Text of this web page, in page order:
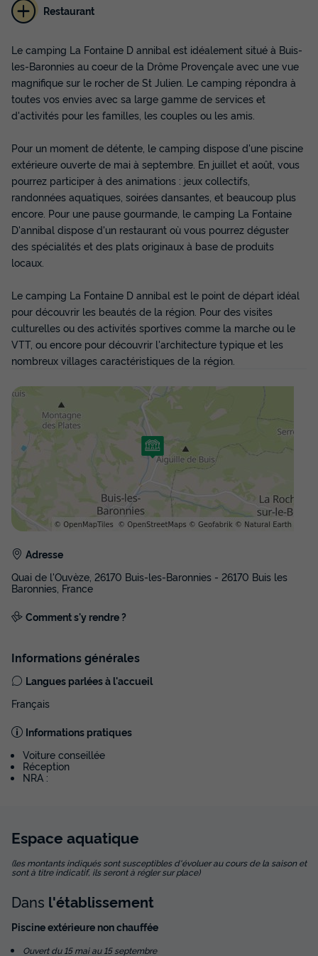
TENTE 5 personnes - Safari Lodge 30 m²
(2 chambres) - Sans sanitaire (pas de wc,
pas de salle de bain)
Neuf
30m² 5 2
Terrasse couverte Animaux autorisés *
Réfrigérateur
Salon de jardin
Micro-ondes
TENTE 5 personnes - Safari Lodge 30 m² (2 chambres) -
Sans sanitaire (pas de wc, pas de salle de bain)
Meilleur prix pour 7 nuits
Modifier les dates
616 €
Voir les disponibilités
CHALET 4 personnes - Chalet (2
chambres, 30m²), terrasse
21m² 4 2 1
CHALET 4 personnes - Chalet (2 chambres, 30m²), terrasse
du28/08/2026
Meilleur prix pour 7 nuits
Modifier les dates
Restaurant
Le camping La Fontaine D annibal est idéalement situé à Buis-
les-Baronnies au coeur de la Drôme Provençale avec une vue
magnifique sur le rocher de St Julien. Le camping répondra à
toutes vos envies avec sa large gamme de services et
d'activités pour les familles, les couples ou les amis.
Pour un moment de détente, le camping dispose d'une piscine
extérieure ouverte de mai à septembre. En juillet et août, vous
pourrez participer à des animations : jeux collectifs,
randonnées aquatiques, soirées dansantes, et beaucoup plus
encore. Pour une pause gourmande, le camping La Fontaine
D'annibal dispose d'un restaurant où vous pourrez déguster
des spécialités et des plats originaux à base de produits
locaux.
Le camping La Fontaine D annibal est le point de départ idéal
pour découvrir les beautés de la région. Pour des visites
culturelles ou des activités sportives comme la marche ou le
VTT, ou encore pour découvrir l'architecture typique et les
nombreux villages caractéristiques de la région.
Adresse
Quai de l'Ouvèze, 26170 Buis-les-Baronnies - 26170 Buis les
Baronnies, France
Comment s'y rendre ?
Informations générales
Langues parlées à l'accueil
Français
Informations pratiques
Voiture conseillée
Réception
NRA :
Espace aquatique
(les montants indiqués sont susceptibles d'évoluer au cours de la saison et
sont à titre indicatif, ils seront à régler sur place)
Dans l'établissement
Piscine extérieure non chauffée
Ouvert du 15 mai au 15 septembre